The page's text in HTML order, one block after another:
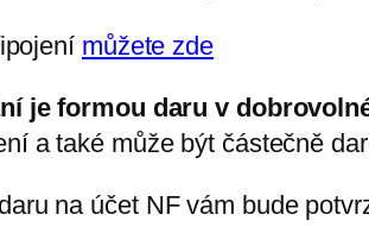
můžete zde
je formou daru v
a také může být částečně
na účet NF vám bude